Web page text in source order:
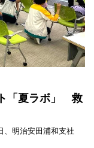
「夏ラボ」 救
、明治安田浦和支社